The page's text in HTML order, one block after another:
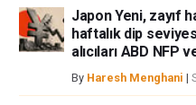
Japon Yeni, zayıf
haftalık dip
alıcıları ABD NFP
By Haresh Menghani |